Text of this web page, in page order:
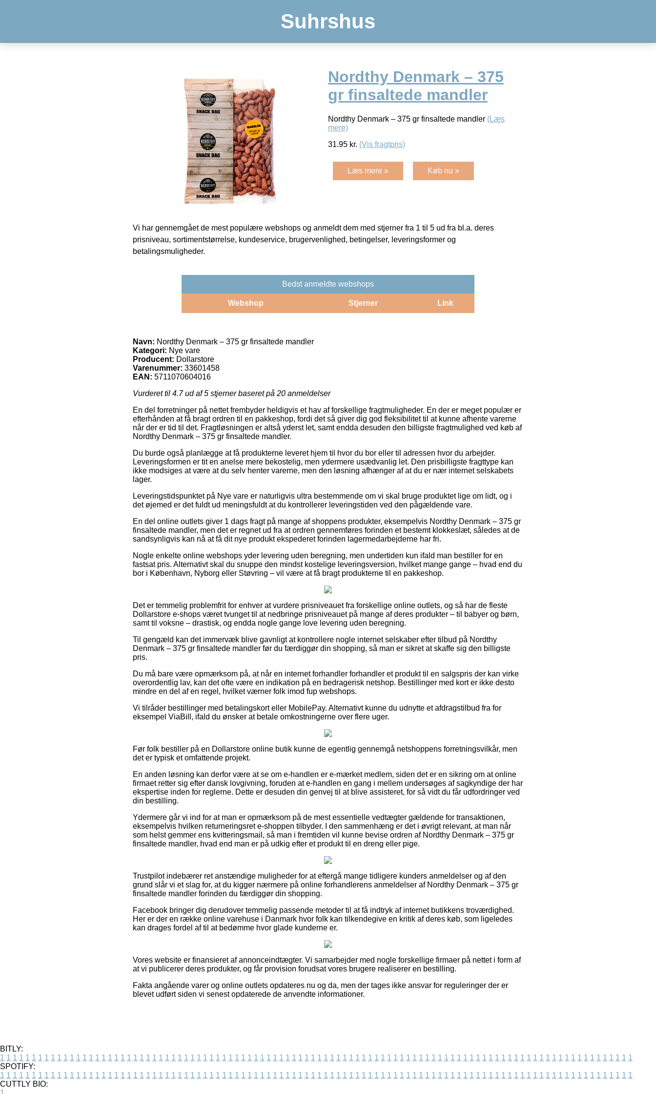
Suhrshus
Nordthy Denmark – 375
gr finsaltede mandler
Nordthy Denmark – 375 gr finsaltede mandler (Læs
mere)
31.95 kr. (Vis fragtpris)
Læs mere » Køb nu »
Vi har gennemgået de mest populære webshops og anmeldt dem med stjerner fra 1 til 5 ud fra bl.a. deres
prisniveau, sortimentstørrelse, kundeservice, brugervenlighed, betingelser, leveringsformer og
betalingsmuligheder.
Bedst anmeldte webshops
Webshop Stjerner Link
Navn: Nordthy Denmark – 375 gr finsaltede mandler
Kategori: Nye vare
Producent: Dollarstore
Varenummer: 33601458
EAN: 5711070604016
Vurderet til 4.7ud af 5 stjerner baseret på 20 anmeldelser
En del forretninger på nettet frembyder heldigvis et hav af forskellige fragtmuligheder. En der er meget populær er
efterhånden at få bragt ordren til en pakkeshop, fordi det så giver dig god fleksibilitet til at kunne afhente varerne
når der er tid til det. Fragtløsningen er altså yderst let, samt endda desuden den billigste fragtmulighed ved køb af
Nordthy Denmark – 375 gr finsaltede mandler.
Du burde også planlægge at få produkterne leveret hjem til hvor du bor eller til adressen hvor du arbejder.
Leveringsformen er tit en anelse mere bekostelig, men ydermere usædvanlig let. Den prisbilligste fragttype kan
ikke modsiges at være at du selv henter varerne, men den løsning afhænger af at du er nær internet selskabets
lager.
Leveringstidspunktet på Nye vare er naturligvis ultra bestemmende om vi skal bruge produktet lige om lidt, og i
det øjemed er det fuldt ud meningsfuldt at du kontrollerer leveringstiden ved den pågældende vare.
En del online outlets giver 1 dags fragt på mange af shoppens produkter, eksempelvis Nordthy Denmark – 375 gr
finsaltede mandler, men det er regnet ud fra at ordren gennemføres forinden et bestemt klokkeslæt, således at de
sandsynligvis kan nå at få dit nye produkt ekspederet forinden lagermedarbejderne har fri.
Nogle enkelte online webshops yder levering uden beregning, men undertiden kun ifald man bestiller for en
fastsat pris. Alternativt skal du snuppe den mindst kostelige leveringsversion, hvilket mange gange – hvad end du
bor i København, Nyborg eller Støvring – vil være at få bragt produkterne til en pakkeshop.
Det er temmelig problemfrit for enhver at vurdere prisniveauet fra forskellige online outlets, og så har de fleste
Dollarstore e-shops været tvunget til at nedbringe prisniveauet på mange af deres produkter – til babyer og børn,
samt til voksne – drastisk, og endda nogle gange love levering uden beregning.
Til gengæld kan det immervæk blive gavnligt at kontrollere nogle internet selskaber efter tilbud på Nordthy
Denmark – 375 gr finsaltede mandler før du færdiggør din shopping, så man er sikret at skaffe sig den billigste
pris.
Du må bare være opmærksom på, at når en internet forhandler forhandler et produkt til en salgspris der kan virke
overordentlig lav, kan det ofte være en indikation på en bedragerisk netshop. Bestillinger med kort er ikke desto
mindre en del af en regel, hvilket værner folk imod fup webshops.
Vi tilråder bestillinger med betalingskort eller MobilePay. Alternativt kunne du udnytte et afdragstilbud fra for
eksempel ViaBill, ifald du ønsker at betale omkostningerne over flere uger.
Før folk bestiller på en Dollarstore online butik kunne de egentlig gennemgå netshoppens forretningsvilkår, men
det er typisk et omfattende projekt.
En anden løsning kan derfor være at se om e-handlen er e-mærket medlem, siden det er en sikring om at online
firmaet retter sig efter dansk lovgivning, foruden at e-handlen en gang i mellem undersøges af sagkyndige der har
ekspertise inden for reglerne. Dette er desuden din genvej til at blive assisteret, for så vidt du får udfordringer ved
din bestilling.
Ydermere går vi ind for at man er opmærksom på de mest essentielle vedtægter gældende for transaktionen,
eksempelvis hvilken returneringsret e-shoppen tilbyder. I den sammenhæng er det i øvrigt relevant, at man når
som helst gemmer ens kvitteringsmail, så man i fremtiden vil kunne bevise ordren af Nordthy Denmark – 375 gr
finsaltede mandler, hvad end man er på udkig efter et produkt til en dreng eller pige.
Trustpilot indebærer ret anstændige muligheder for at eftergå mange tidligere kunders anmeldelser og af den
grund slår vi et slag for, at du kigger nærmere på online forhandlerens anmeldelser af Nordthy Denmark – 375 gr
finsaltede mandler forinden du færdiggør din shopping.
Facebook bringer dig derudover temmelig passende metoder til at få indtryk af internet butikkens troværdighed.
Her er der en række online varehuse i Danmark hvor folk kan tilkendegive en kritik af deres køb, som ligeledes
kan drages fordel af til at bedømme hvor glade kunderne er.
Vores website er finansieret af annonceindtægter. Vi samarbejder med nogle forskellige firmaer på nettet i form af
at vi publicerer deres produkter, og får provision forudsat vores brugere realiserer en bestilling.
Fakta angående varer og online outlets opdateres nu og da, men der tages ikke ansvar for reguleringer der er
blevet udført siden vi senest opdaterede de anvendte informationer.
BITLY:
1 1 1 1 1 1 1 1 1 1 1 1 1 1 1 1 1 1 1 1 1 1 1 1 1 1 1 1 1 1 1 1 1 1 1 1 1 1 1 1 1 1 1 1 1 1 1 1 1 1 1 1 1 1 1 1 1 1 1 1 1 1 1 1 1 1 1 1 1 1 1 1 1 1 1 1 1 1 1 1 1 1 1 1 1 1 1 1 1 1 1 1 1 1 1 1 1 1 1 1
SPOTIFY:
1 1 1 1 1 1 1 1 1 1 1 1 1 1 1 1 1 1 1 1 1 1 1 1 1 1 1 1 1 1 1 1 1 1 1 1 1 1 1 1 1 1 1 1 1 1 1 1 1 1 1 1 1 1 1 1 1 1 1 1 1 1 1 1 1 1 1 1 1 1 1 1 1 1 1 1 1 1 1 1 1 1 1 1 1 1 1 1 1 1 1 1 1 1 1 1 1 1 1 1
CUTTLY BIO: